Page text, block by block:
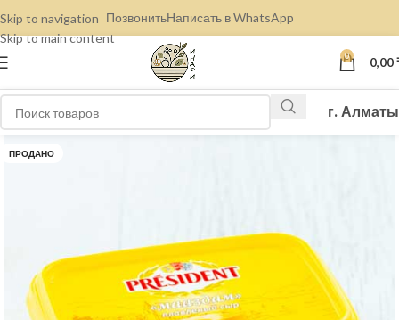
Skip to navigation
Skip to main content
ПозвонитьНаписать в WhatsApp
0 0,00
г. Алматы
ПРОДАНО